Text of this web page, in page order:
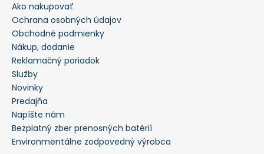
O
d
p
o
r
ú
č
a
m
e
PEVNÉ
POĽOVNÍCKE
Ako nakupovať
Ochrana osobných údajov
Obchodné podmienky
Nákup, dodanie
Reklamačný poriadok
Služby
Novinky
Predajňa
Napíšte nám
Bezplatný zber prenosných batérií
Environmentálne zodpovedný výrobca